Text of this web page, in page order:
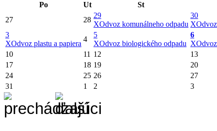
Po Ut
St
27
28
29
XOdvoz komunálneho odpadu
30
X
3
XOdvoz plastu a papiera
4
5
XOdvoz biologického odpadu
6
X
10
11 12
13
17
18 19
20
24
25 26
27
31
1 2 3